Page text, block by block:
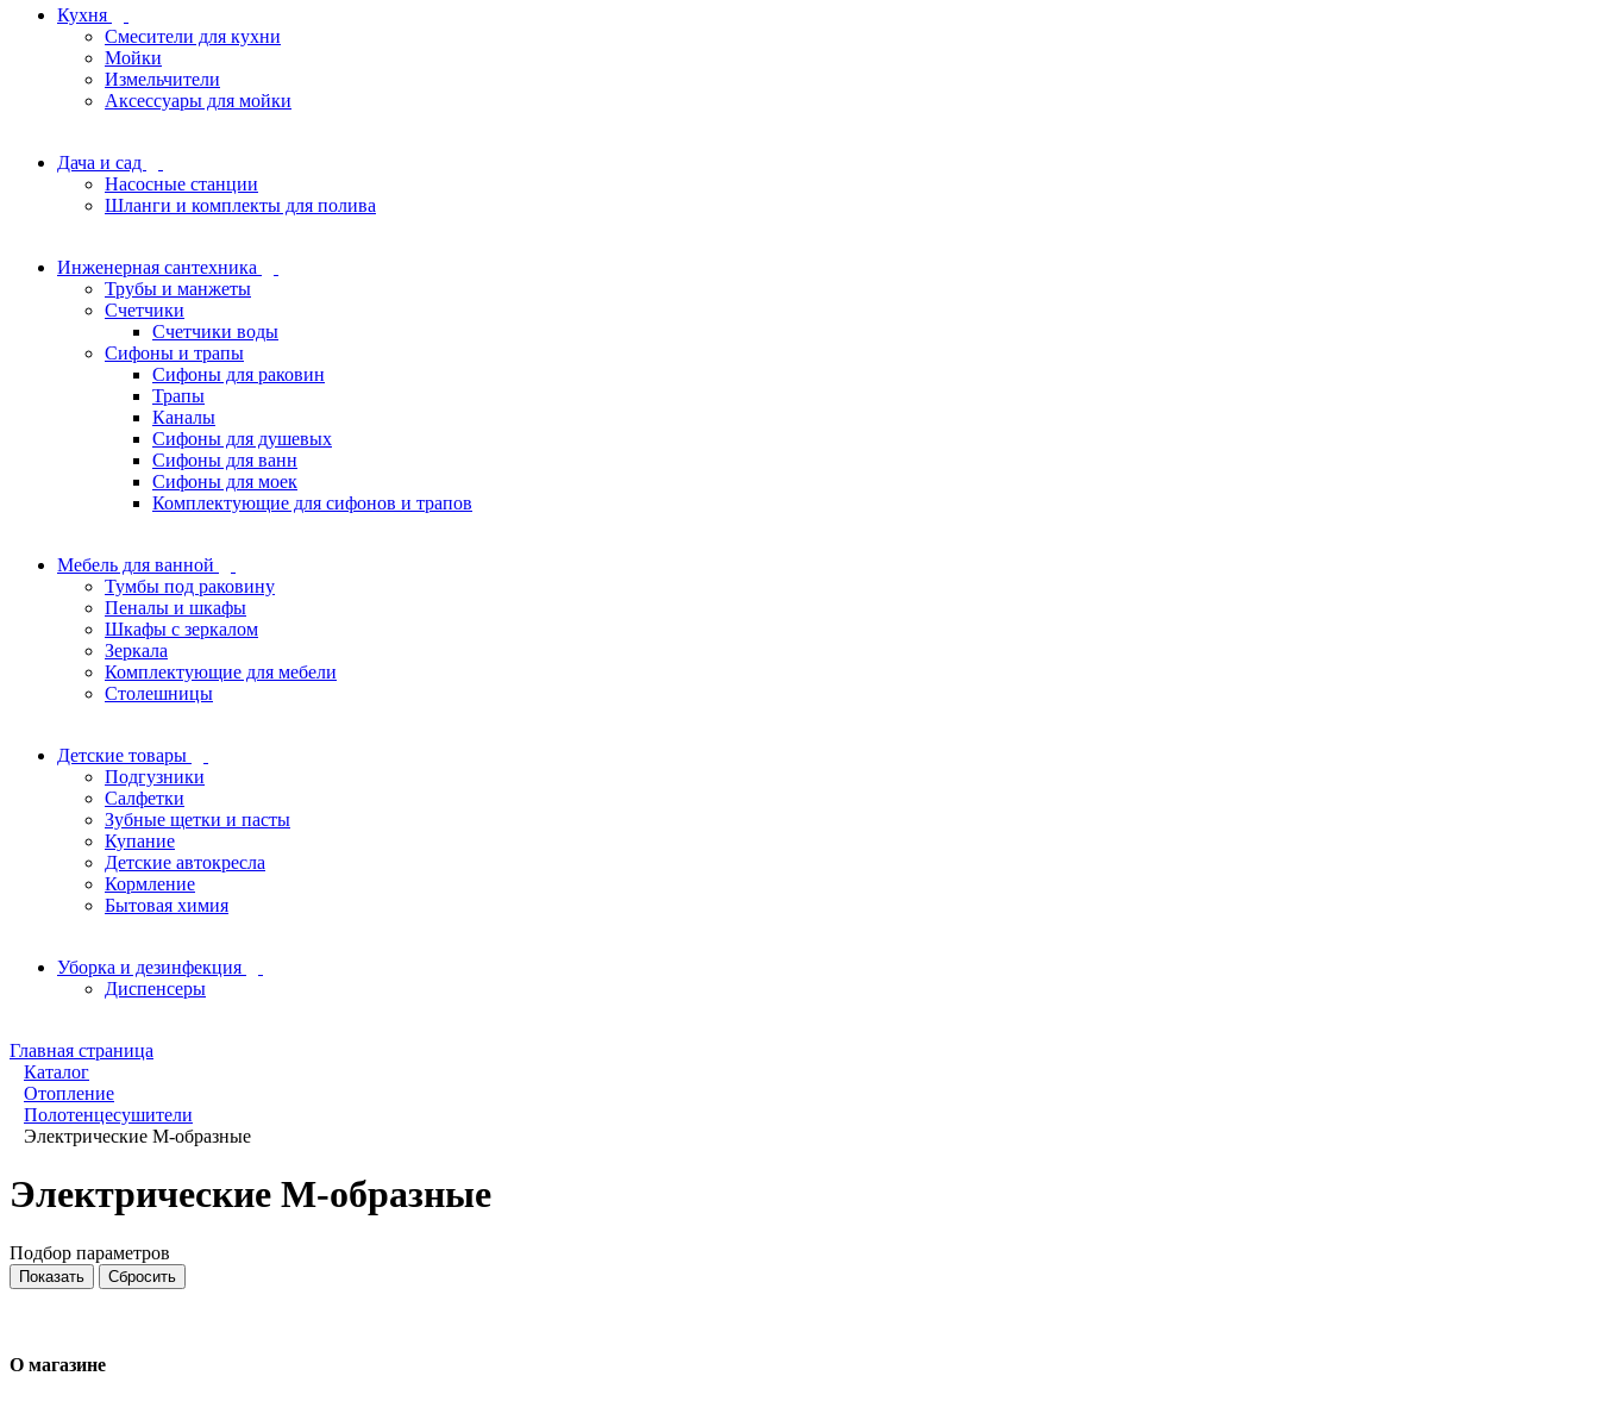
Кухня
Смесители для кухни
Мойки
Измельчители
Аксессуары для мойки
Дача и сад
Насосные станции
Шланги и комплекты для полива
Инженерная сантехника
Трубы и манжеты
Счетчики
Счетчики воды
Сифоны и трапы
Сифоны для раковин
Трапы
Каналы
Сифоны для душевых
Сифоны для ванн
Сифоны для моек
Комплектующие для сифонов и трапов
Мебель для ванной
Тумбы под раковину
Пеналы и шкафы
Шкафы с зеркалом
Зеркала
Комплектующие для мебели
Столешницы
Детские товары
Подгузники
Салфетки
Зубные щетки и пасты
Купание
Детские автокресла
Кормление
Бытовая химия
Уборка и дезинфекция
Диспенсеры
Главная страница
Каталог
Отопление
Полотенцесушители
Электрические М-образные
Электрические М-образные
Подбор параметров
О магазине